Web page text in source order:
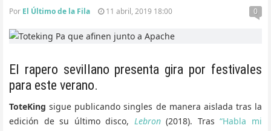
Por El Último de la Fila 11 abril, 2019 18:00 0
El rapero sevillano presenta gira por festivales
para este verano.
ToteKing sigue publicando singles de manera aislada tras la
edición de su último disco, Lebron(2018). Tras“Habla mi